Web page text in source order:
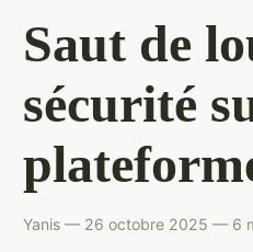
Saut de
sécurité
Yanis — 26 octobre 2025 — 6